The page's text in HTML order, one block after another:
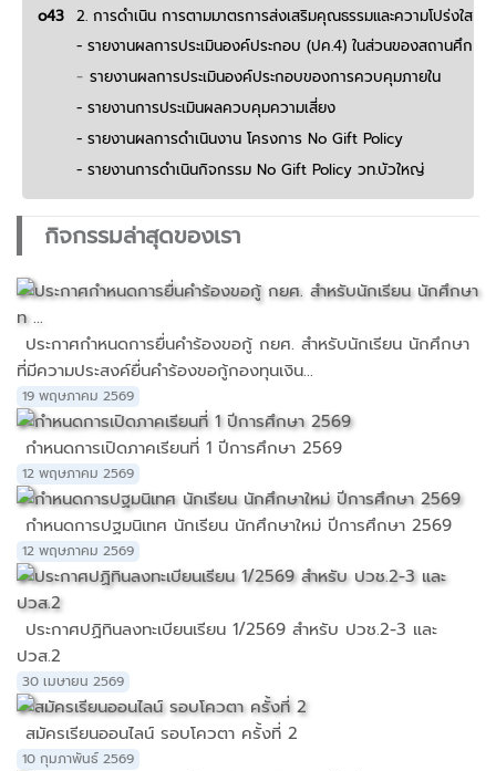
o43 2. การดำเนิน การตามมาตรการส่งเสริมคุณธรรมและความโปร่งใสภา
- รายงานผลการประเมินองค์ประกอบ (ปค.4) ในส่วนของสถานศึกษา
- รายงานผลการประเมินองค์ประกอบของการควบคุมภายใน
- รายงานการประเมินผลควบคุมความเสี่ยง
- รายงานผลการดำเนินงาน โครงการ No Gift Policy
- รายงานการดำเนินกิจกรรม No Gift Policy วท.บัวใหญ่
กิจกรรมล่าสุดของเรา
ประกาศกำหนดการยื่นคำร้องขอกู้ กยศ. สำหรับนักเรียน นักศึกษา
ที่มีความประสงค์ยื่นคำร้องขอกู้กองทุนเงิน...
19 พฤษภาคม 2569
กำหนดการเปิดภาคเรียนที่ 1 ปีการศึกษา 2569
12 พฤษภาคม 2569
กำหนดการปฐมนิเทศ นักเรียน นักศึกษาใหม่ ปีการศึกษา 2569
12 พฤษภาคม 2569
ประกาศปฏิทินลงทะเบียนเรียน 1/2569 สำหรับ ปวช.2-3 และ
ปวส.2
30 เมษายน 2569
สมัครเรียนออนไลน์ รอบโควตา ครั้งที่ 2
10 กุมภาพันธ์ 2569